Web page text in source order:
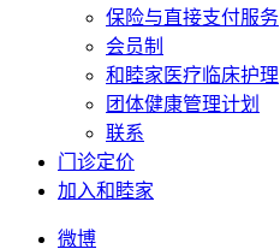
保险与直接支付服务
会员制
和睦家医疗临床护理
团体健康管理计划
联系
门诊定价
加入和睦家
微博